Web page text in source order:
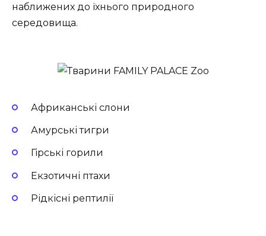
наближених до їхнього природного
середовища.
Африканські слони
Амурські тигри
Гірські горили
Екзотичні птахи
Рідкісні рептилії